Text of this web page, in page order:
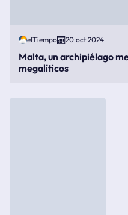
elTiempo 20 oct 2024
Malta, un archipiélago
megalíticos